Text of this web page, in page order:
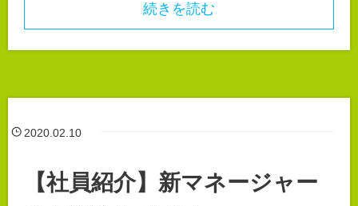
続きを読む
2020.02.10
【社員紹介】新マネージャー